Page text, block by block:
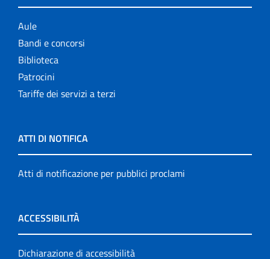
Aule
Bandi e concorsi
Biblioteca
Patrocini
Tariffe dei servizi a terzi
ATTI DI NOTIFICA
Atti di notificazione per pubblici proclami
ACCESSIBILITÀ
Dichiarazione di accessibilità